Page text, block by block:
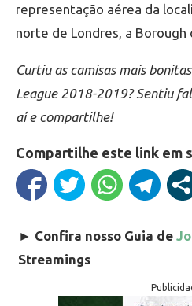
representação aérea da
norte de Londres, a Borough
Curtiu as camisas mais
League 2018-2019? Sentiu
aí e compartilhe!
Compartilhe este link em
► Confira nosso Guia de
Streamings